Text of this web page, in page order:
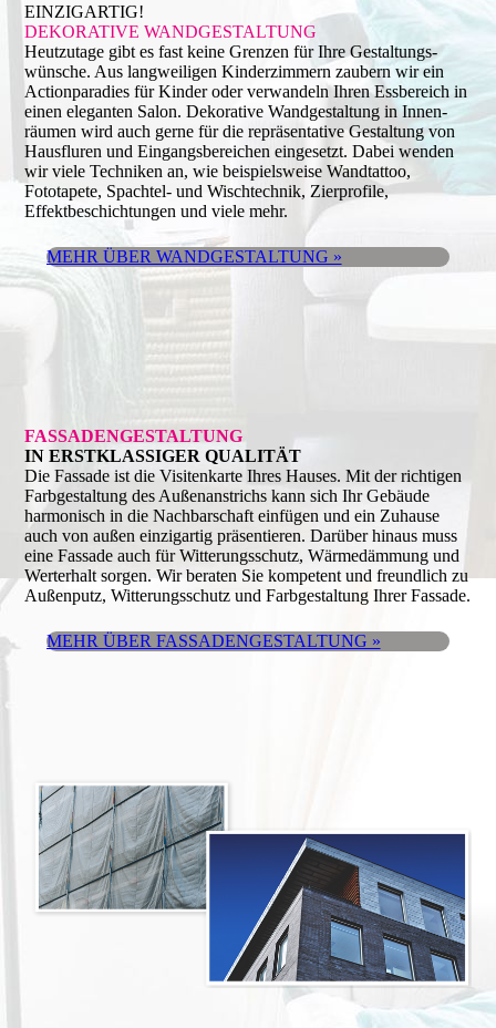
EINZIGARTIG!
DEKORATIVE WAND­GESTALTUNG
Heutzutage gibt es fast keine Grenzen für Ihre Gestaltungs­
wünsche. Aus langweiligen Kinderzimmern zaubern wir ein
Action­paradies für Kinder oder verwandeln Ihren Essbereich in
einen eleganten Salon. Dekorative Wandgestaltung in Innen­
räumen wird auch gerne für die repräsentative Gestaltung von
Hausfluren und Eingangsbereichen eingesetzt. Dabei wenden
wir viele Techniken an, wie beispielsweise Wandtattoo,
Fototapete, Spachtel- und Wischtechnik, Zierprofile,
Effektbeschichtungen und viele mehr.
MEHR ÜBER WANDGESTALTUNG »
FASSADENGESTALTUNG
IN ERSTKLASSIGER QUALITÄT
Die Fassade ist die Visitenkarte Ihres Hauses. Mit der richtigen
Farbgestaltung des Außenanstrichs kann sich Ihr Gebäude
harmonisch in die Nachbarschaft einfügen und ein Zuhause
auch von außen einzigartig präsentieren. Darüber hinaus muss
eine Fassade auch für Witterungs­schutz, Wärmedämmung und
Werterhalt sorgen. Wir beraten Sie kompetent und freundlich zu
Außenputz, Witterungsschutz und Farbgestaltung Ihrer Fassade.
MEHR ÜBER FASSADENGESTALTUNG »